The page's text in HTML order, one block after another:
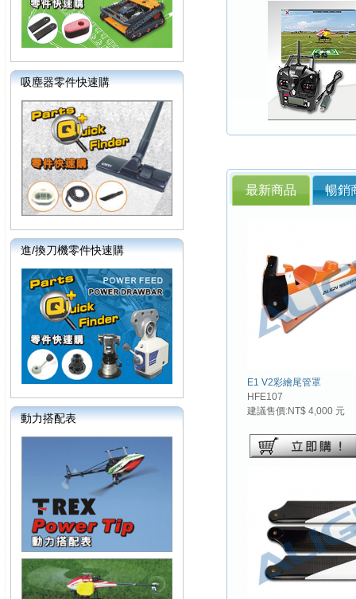
吸塵器零件快速購
進/換刀機零件快速購
動力搭配表
最新商品 暢銷
E1 V2彩繪尾管罩
HFE107
建議售價:NT$ 4,000 元